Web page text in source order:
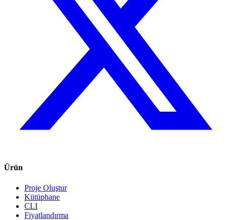
Ürün
Proje Oluştur
Kütüphane
CLI
Fiyatlandırma